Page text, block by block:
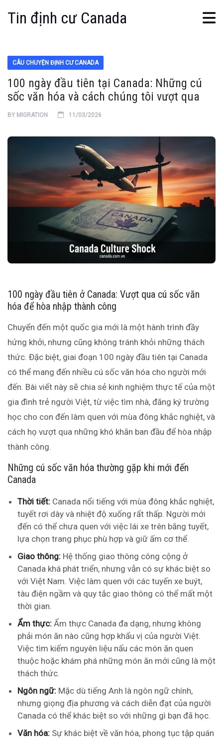
Tin định cư Canada
CÂU CHUYỆN ĐỊNH CƯ CANADA
100 ngày đầu tiên tại Canada: Những cú
sốc văn hóa và cách chúng tôi vượt qua
BY MIGRATION 11/03/2026
100 ngày đầu tiên ở Canada: Vượt qua cú sốc văn
hóa để hòa nhập thành công
Chuyển đến một quốc gia mới là một hành trình đầy
hứng khởi, nhưng cũng không tránh khỏi những thách
thức. Đặc biệt, giai đoạn 100 ngày đầu tiên tại Canada
có thể mang đến nhiều cú sốc văn hóa cho người mới
đến. Bài viết này sẽ chia sẻ kinh nghiệm thực tế của một
gia đình trẻ người Việt, từ việc tìm nhà, đăng ký trường
học cho con đến làm quen với mùa đông khắc nghiệt, và
cách họ vượt qua những khó khăn ban đầu để hòa nhập
thành công.
Những cú sốc văn hóa thường gặp khi mới đến
Canada
Thời tiết: Canada nổi tiếng với mùa đông khắc nghiệt,
tuyết rơi dày và nhiệt độ xuống rất thấp. Người mới
đến có thể chưa quen với việc lái xe trên băng tuyết,
lựa chọn trang phục phù hợp và giữ ấm cơ thể.
Giao thông: Hệ thống giao thông công cộng ở
Canada khá phát triển, nhưng vẫn có sự khác biệt so
với Việt Nam. Việc làm quen với các tuyến xe buýt,
tàu điện ngầm và quy tắc giao thông có thể mất một
thời gian.
Ẩm thực: Ẩm thực Canada đa dạng, nhưng không
phải món ăn nào cũng hợp khẩu vị của người Việt.
Việc tìm kiếm nguyên liệu nấu các món ăn quen
thuộc hoặc khám phá những món ăn mới cũng là một
thách thức.
Ngôn ngữ: Mặc dù tiếng Anh là ngôn ngữ chính,
nhưng giọng địa phương và cách diễn đạt của người
Canada có thể khác biệt so với những gì bạn đã học.
Văn hóa: Sự khác biệt về văn hóa, phong tục tập quán